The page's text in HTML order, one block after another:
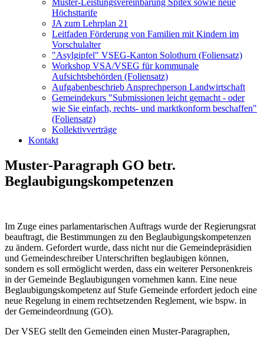
Muster-Leistungsvereinbarung Spitex sowie neue
Höchsttarife
JA zum Lehrplan 21
Leitfaden Förderung von Familien mit Kindern im
Vorschulalter
"Asylgipfel" VSEG-Kanton Solothurn (Foliensatz)
Workshop VSA/VSEG für kommunale
Aufsichtsbehörden (Foliensatz)
Aufgabenbeschrieb Ansprechperson Landwirtschaft
Gemeindekurs "Submissionen leicht gemacht - oder
wie Sie einfach, rechts- und marktkonform beschaffen"
(Foliensatz)
Kollektivverträge
Kontakt
Muster-Paragraph GO betr.
Beglaubigungskompetenzen
Im Zuge eines parlamentarischen Auftrags wurde der Regierungsrat
beauftragt, die Bestimmungen zu den Beglaubigungskompetenzen
zu ändern. Gefordert wurde, dass nicht nur die Gemeindepräsidien
und Gemeindeschreiber Unterschriften beglaubigen können,
sondern es soll ermöglicht werden, dass ein weiterer Personenkreis
in der Gemeinde Beglaubigungen vornehmen kann. Eine neue
Beglaubigungskompetenz auf Stufe Gemeinde erfordert jedoch eine
neue Regelung in einem rechtsetzenden Reglement, wie bspw. in
der Gemeindeordnung (GO).
Der VSEG stellt den Gemeinden einen Muster-Paragraphen,